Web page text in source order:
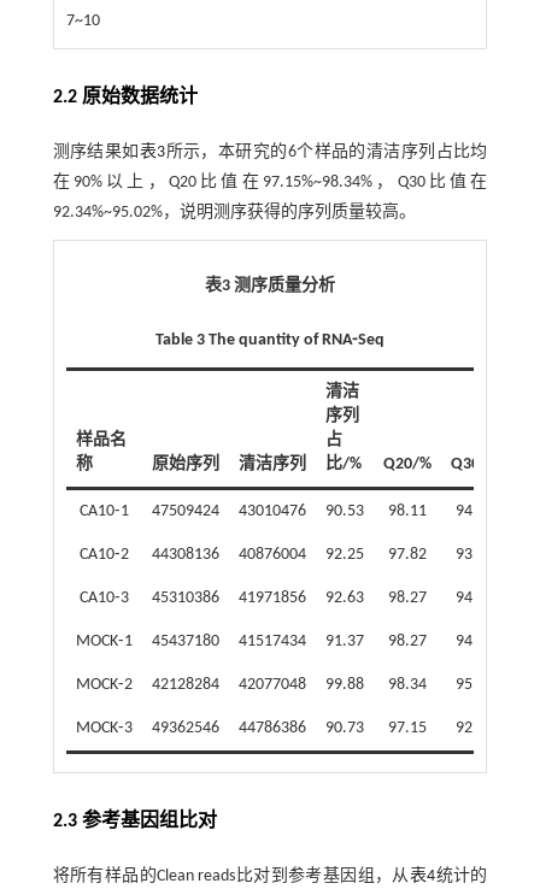
7~10
2.2 原始数据统计
测序结果如 表3所示，本研究的6个样品的清洁序列占比均
在90%以上，Q20比值在97.15%~98.34%，Q30比值在
92.34%~95.02%，说明测序获得的序列质量较高。
表3 测序质量分析
Table 3 The quantity of RNA⁃Seq
样品名
称
原始序列 清洁序列
清洁
序列
占
比/%
Q20/% Q30/%
CA10⁃1 47509424 43010476 90.53 98.11 94.48
CA10⁃2 44308136 40876004 92.25 97.82 93.93
CA10⁃3 45310386 41971856 92.63 98.27 94.90
MOCK⁃1 45437180 41517434 91.37 98.27 94.90
MOCK⁃2 42128284 42077048 99.88 98.34 95.02
MOCK⁃3 49362546 44786386 90.73 97.15 92.34
2.3 参考基因组比对
将所有样品的Clean reads比对到参考基因组，从表4统计的